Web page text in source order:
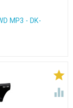
MP3 - DK-

